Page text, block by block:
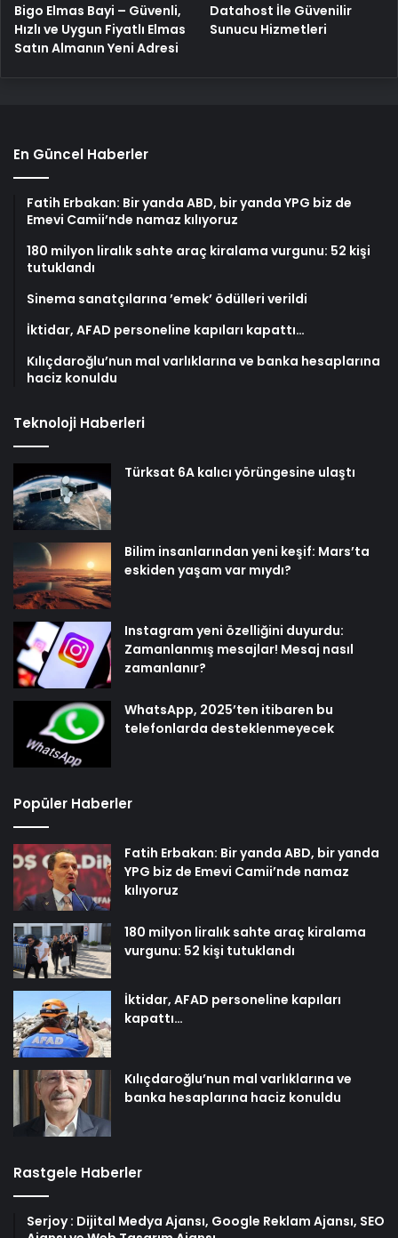
Bigo Elmas Bayi – Güvenli,
Hızlı ve Uygun Fiyatlı Elmas
Satın Almanın Yeni Adresi
Datahost İle Güvenilir
Sunucu Hizmetleri
En Güncel Haberler
Fatih Erbakan: Bir yanda ABD, bir yanda YPG biz de
Emevi Camii’nde namaz kılıyoruz
180 milyon liralık sahte araç kiralama vurgunu: 52 kişi
tutuklandı
Sinema sanatçılarına ’emek’ ödülleri verildi
İktidar, AFAD personeline kapıları kapattı…
Kılıçdaroğlu’nun mal varlıklarına ve banka hesaplarına
haciz konuldu
Teknoloji Haberleri
Türksat 6A kalıcı yörüngesine ulaştı
Bilim insanlarından yeni keşif: Mars’ta
eskiden yaşam var mıydı?
Instagram yeni özelliğini duyurdu:
Zamanlanmış mesajlar! Mesaj nasıl
zamanlanır?
WhatsApp, 2025’ten itibaren bu
telefonlarda desteklenmeyecek
Popüler Haberler
Fatih Erbakan: Bir yanda ABD, bir yanda
YPG biz de Emevi Camii’nde namaz
kılıyoruz
180 milyon liralık sahte araç kiralama
vurgunu: 52 kişi tutuklandı
İktidar, AFAD personeline kapıları
kapattı…
Kılıçdaroğlu’nun mal varlıklarına ve
banka hesaplarına haciz konuldu
Rastgele Haberler
Serjoy : Dijital Medya Ajansı, Google Reklam Ajansı, SEO